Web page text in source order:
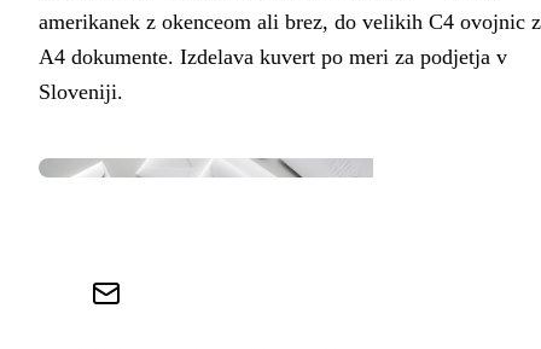
amerikanek z okenceom ali brez, do velikih C4 ovojnic
A4 dokumente. Izdelava kuvert po meri za podjetja v
Sloveniji.